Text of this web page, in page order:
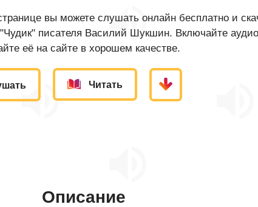
вы можете слушать онлайн бесплатно и
"Чудик" писателя Василий Шукшин. Включайте
её на сайте в хорошем качестве.
Читать
Описание